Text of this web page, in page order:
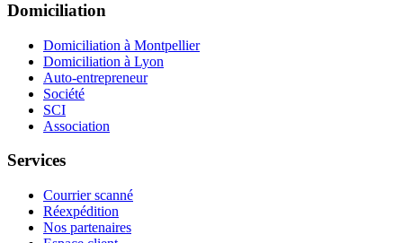
Domiciliation
Domiciliation à Montpellier
Domiciliation à Lyon
Auto-entrepreneur
Société
SCI
Association
Services
Courrier scanné
Réexpédition
Nos partenaires